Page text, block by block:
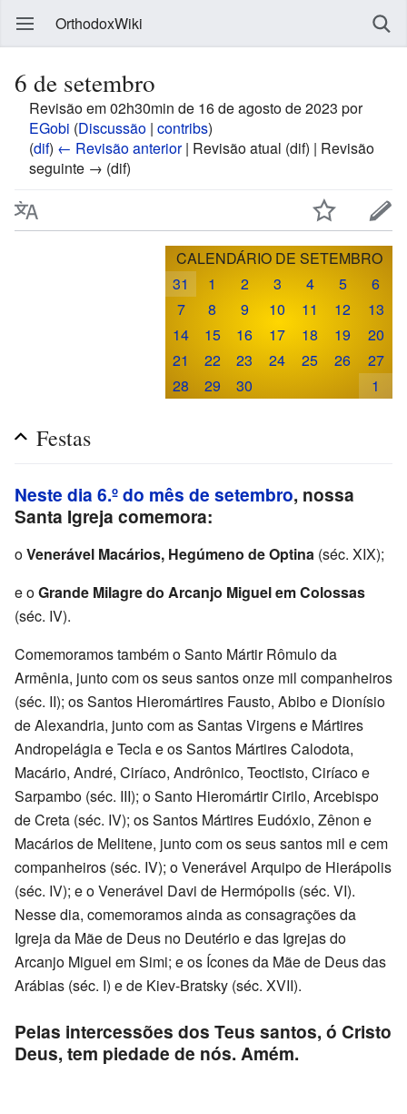
OrthodoxWiki
6 de setembro
Revisão em 02h30min de 16 de agosto de 2023 por
EGobi (Discussão | contribs)
(dif) ← Revisão anterior| Revisão atual (dif) | Revisão
seguinte → (dif)
CALENDÁRIO DE SETEMBRO
31
1 2 3 4 5
6
7
8 9 10 11 12
13
14
15 16 17 18 19
20
21
22 23 24 25 26
27
28
29 30 1
Festas
Neste dia 6.º do mês de setembro, nossa
Santa Igreja comemora:
oVenerável Macários, Hegúmeno de Optina (séc. XIX);
e oGrande Milagre do Arcanjo Miguel em Colossas
(séc. IV).
Comemoramos também o Santo Mártir Rômulo da
Armênia, junto com os seus santos onze mil companheiros
(séc. II); os Santos Hieromártires Fausto, Abibo e Dionísio
de Alexandria, junto com as Santas Virgens e Mártires
Andropelágia e Tecla e os Santos Mártires Calodota,
Macário, André, Ciríaco, Andrônico, Teoctisto, Ciríaco e
Sarpambo (séc. III); o Santo Hieromártir Cirilo, Arcebispo
de Creta (séc. IV); os Santos Mártires Eudóxio, Zênon e
Macários de Melitene, junto com os seus santos mil e cem
companheiros (séc. IV); o Venerável Arquipo de Hierápolis
(séc. IV); e o Venerável Davi de Hermópolis (séc. VI).
Nesse dia, comemoramos ainda as consagrações da
Igreja da Mãe de Deus no Deutério e das Igrejas do
Arcanjo Miguel em Simi; e os Ícones da Mãe de Deus das
Arábias (séc. I) e de Kiev-Bratsky (séc. XVII).
Pelas intercessões dos Teus santos, ó Cristo
Deus, tem piedade de nós. Amém.